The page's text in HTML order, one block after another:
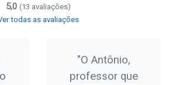
5,0 (13 avaliações)
todas as avaliações
"O Antônio,
professor que